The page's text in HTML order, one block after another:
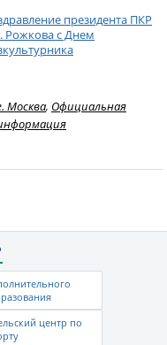
президента ПКР
Рожкова с Днем
Москва, Официальная
центр по